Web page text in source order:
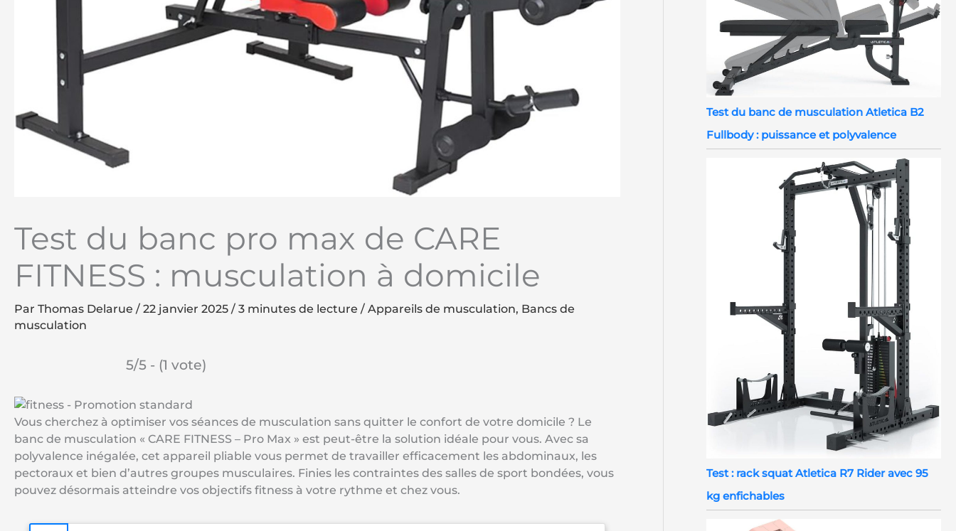
Test du banc pro max de CARE
FITNESS : musculation à domicile
Par Thomas Delarue / 22 janvier 2025 / 3 minutes de lecture / Appareils de musculation, Bancs de
musculation
5/5 - (1 vote)
Vous cherchez à optimiser vos séances de musculation sans quitter le confort de votre domicile ? Le
banc de musculation « CARE FITNESS – Pro Max » est peut-être la solution idéale pour vous. Avec sa
polyvalence inégalée, cet appareil pliable vous permet de travailler efficacement les abdominaux, les
pectoraux et bien d’autres groupes musculaires. Finies les contraintes des salles de sport bondées, vous
pouvez désormais atteindre vos objectifs fitness à votre rythme et chez vous.
Test du banc de musculation Atletica B2
Fullbody : puissance et polyvalence
Test : rack squat Atletica R7 Rider avec 95
kg enfichables